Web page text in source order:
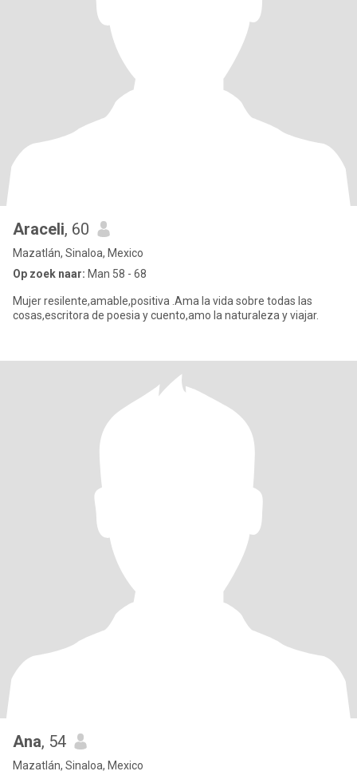
Araceli, 60
Mazatlán, Sinaloa, Mexico
Op zoek naar: Man 58 - 68
Mujer resilente,amable,positiva .Ama la vida sobre todas las
cosas,escritora de poesia y cuento,amo la naturaleza y viajar.
Ana, 54
Mazatlán, Sinaloa, Mexico